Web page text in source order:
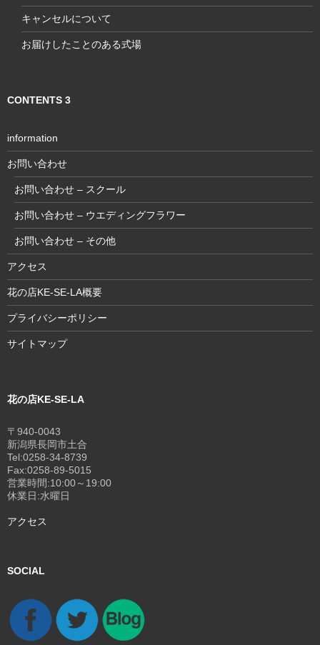
キャンセルについて
お届けしたことのある式場
CONTENTS 3
information
お問い合わせ
お問い合わせ – スクール
お問い合わせ – ウエディングフラワー
お問い合わせ – その他
アクセス
花の店KE-SE-LA概要
プライバシーポリシー
サイトマップ
花の店KE-SE-LA
〒940-0043
新潟県長岡市土合
Tel:0258-34-8739
Fax:0258-89-5015
営業時間:10:00～19:00
休業日:水曜日
アクセス
SOCIAL